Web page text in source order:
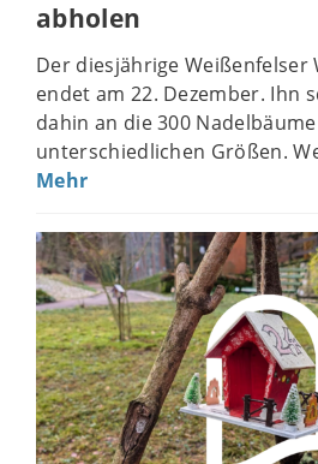
abholen
Der diesjährige
endet am 22. Dezember. Ihn
dahin an die 300
unterschiedlichen Größen.
Mehr